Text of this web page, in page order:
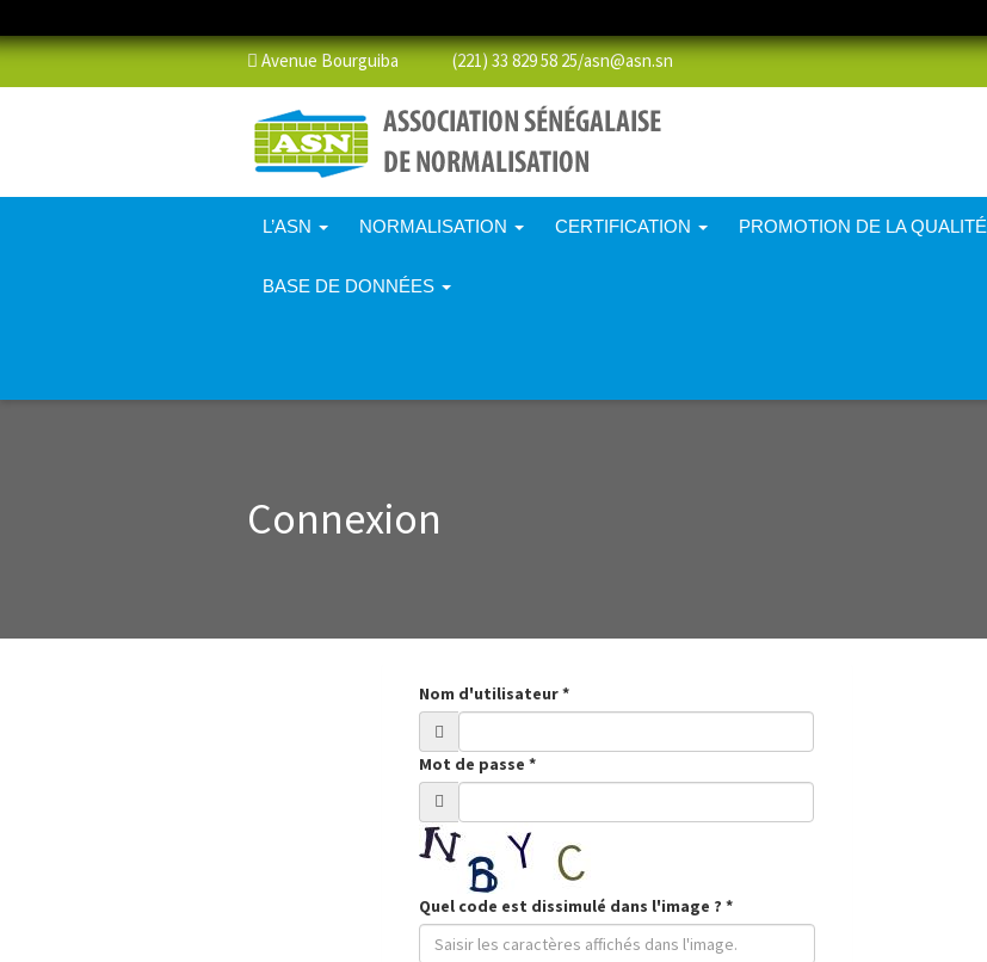
Avenue Bourguiba (221) 33 829 58 25/asn@asn.sn
L’ASN NORMALISATION CERTIFICATION PROMOTION DE LA QUALITÉ
BASE DE DONNÉES
Connexion
Nom d'utilisateur*
Mot de passe*
Quel code est dissimulé dans l'image ?*